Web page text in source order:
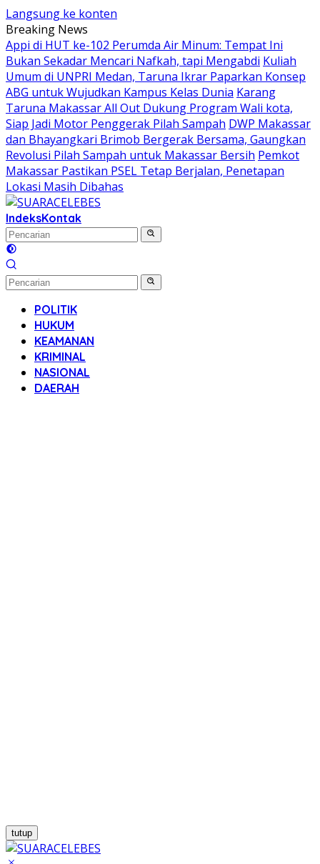
Langsung ke konten
Breaking News
Appi di HUT ke-102 Perumda Air Minum: Tempat Ini
Bukan Sekadar Mencari Nafkah, tapi Mengabdi Kuliah
Umum di UNPRI Medan, Taruna Ikrar Paparkan Konsep
ABG untuk Wujudkan Kampus Kelas Dunia Karang
Taruna Makassar All Out Dukung Program Wali kota,
Siap Jadi Motor Penggerak Pilah Sampah DWP Makassar
dan Bhayangkari Brimob Bergerak Bersama, Gaungkan
Revolusi Pilah Sampah untuk Makassar Bersih Pemkot
Makassar Pastikan PSEL Tetap Berjalan, Penetapan
Lokasi Masih Dibahas
IndeksKontak
POLITIK
HUKUM
KEAMANAN
KRIMINAL
NASIONAL
DAERAH
tutup